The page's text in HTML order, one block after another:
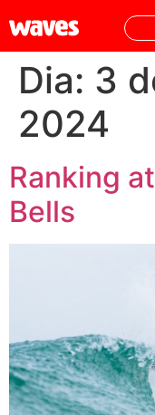
Dia: 3
2024
Ranking
Bells